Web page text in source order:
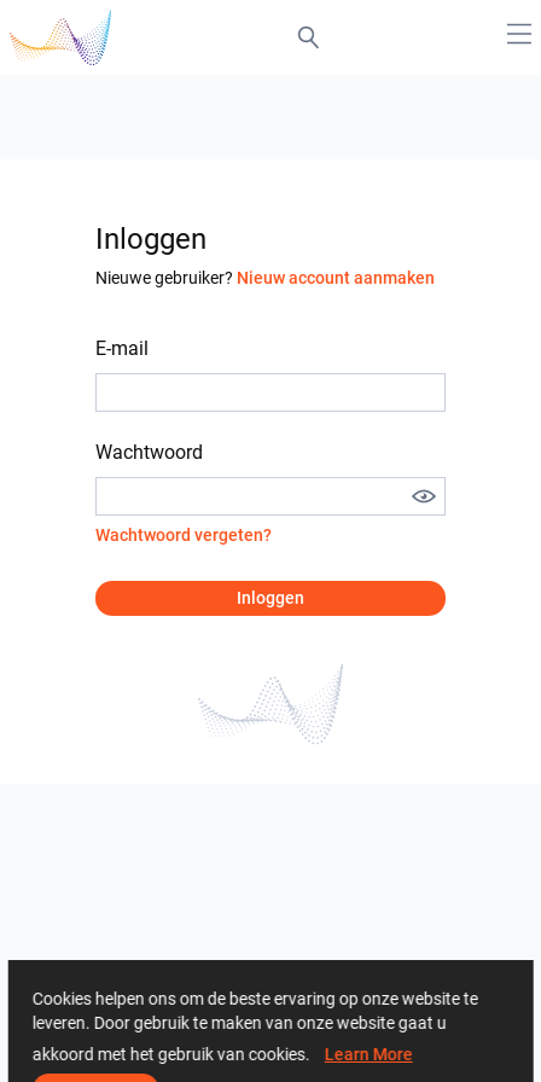
Inloggen
Nieuwe gebruiker? Nieuw account aanmaken
E-mail
Wachtwoord
Wachtwoord vergeten?
Inloggen
Cookies helpen ons om de beste ervaring op onze website te
leveren. Door gebruik te maken van onze website gaat u
akkoord met het gebruik van cookies. Learn More